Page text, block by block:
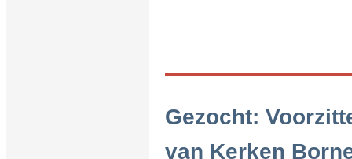
Gezocht:
van Kerken